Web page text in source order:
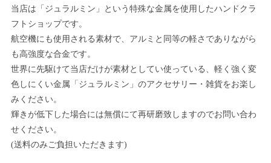
当店は「ジュラルミン」という特殊な金属を使用したハンドクラ
フトショップです。
航空機にも使用される素材で、アルミと同等の軽さでありながら
も高強度な合金です。
世界に先駆けて当店だけが素材としてい使っている、軽く強く変
色しにくい金属「ジュラルミン」のアクセサリー・雑貨をお楽し
みください。
輝きが低下した場合には無償にて再研磨致しますのでお問い合わ
せください。
(送料のみご負担いただきます)